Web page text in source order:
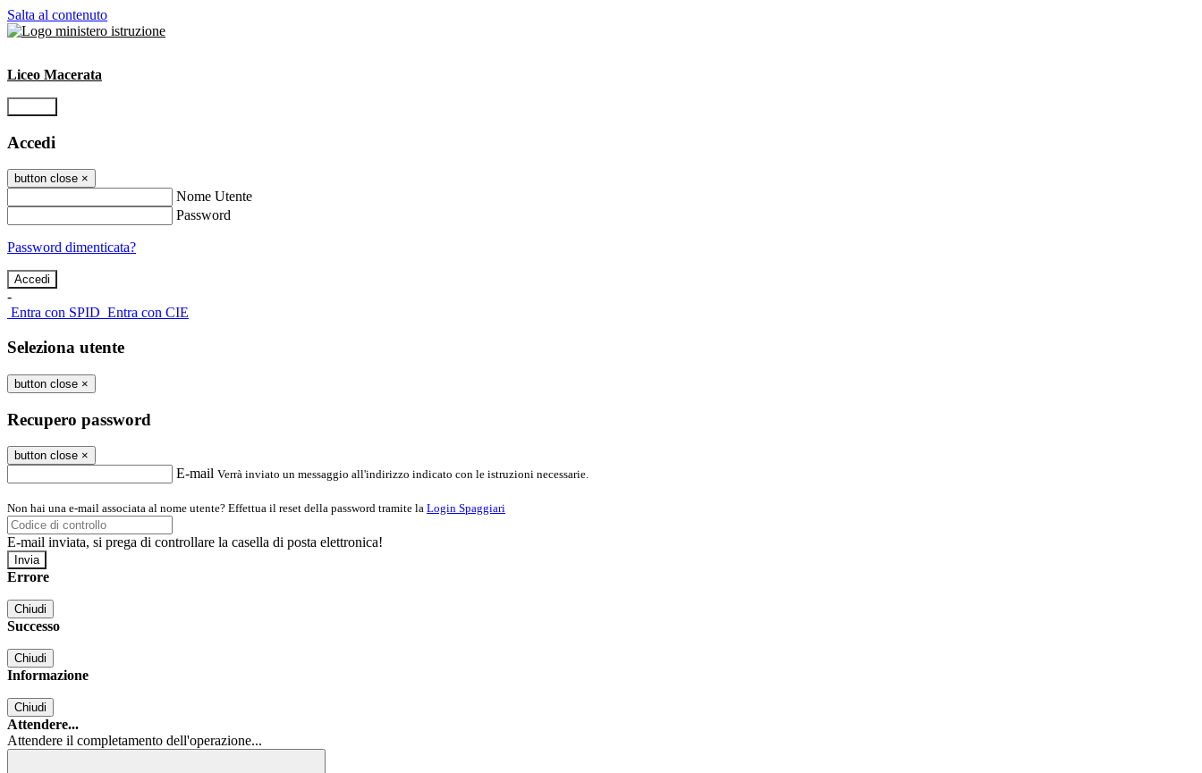
Salta al contenuto
Liceo Macerata
Accedi
button close ×
Nome Utente
Password
Password dimenticata?
-
Entra con SPID Entra con CIE
Seleziona utente
button close ×
Recupero password
button close ×
E-mail Verrà inviato un messaggio all'indirizzo indicato con le istruzioni necessarie.
Non hai una e-mail associata al nome utente? Effettua il reset della password tramite la Login Spaggiari
E-mail inviata, si prega di controllare la casella di posta elettronica!
Errore
Chiudi
Successo
Chiudi
Informazione
Chiudi
Attendere...
Attendere il completamento dell'operazione...